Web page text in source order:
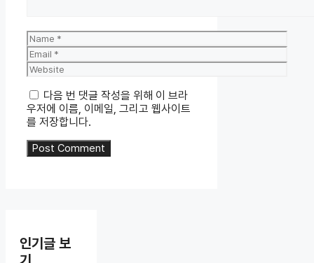
Name
Email
Website
다음 번 댓글 작성을 위해 이 브라
우저에 이름, 이메일, 그리고 웹사이트
를 저장합니다.
인기글 보